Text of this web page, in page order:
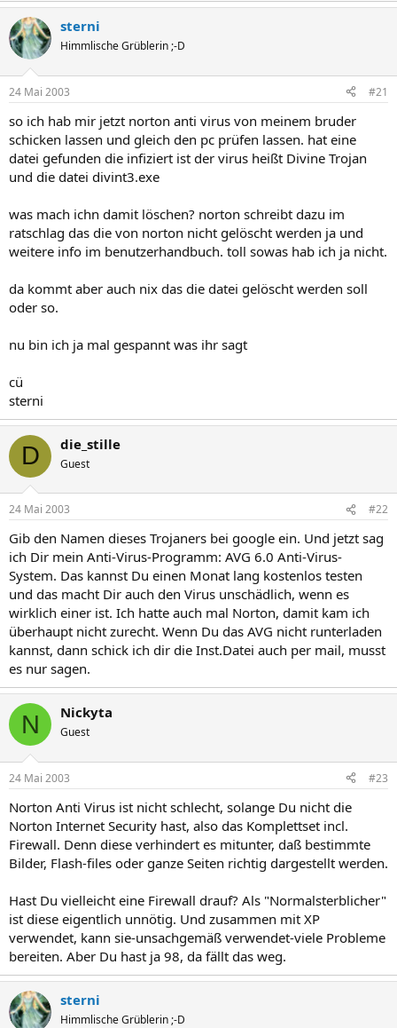
sterni
Himmlische Grüblerin ;-D
24 Mai 2003 #21
so ich hab mir jetzt norton anti virus von meinem bruder
schicken lassen und gleich den pc prüfen lassen. hat eine
datei gefunden die infiziert ist der virus heißt Divine Trojan
und die datei divint3.exe
was mach ichn damit löschen? norton schreibt dazu im
ratschlag das die von norton nicht gelöscht werden ja und
weitere info im benutzerhandbuch. toll sowas hab ich ja nicht.
da kommt aber auch nix das die datei gelöscht werden soll
oder so.
nu bin ich ja mal gespannt was ihr sagt
cü
sterni
D die_stille
Guest
24 Mai 2003 #22
Gib den Namen dieses Trojaners bei google ein. Und jetzt sag
ich Dir mein Anti-Virus-Programm: AVG 6.0 Anti-Virus-
System. Das kannst Du einen Monat lang kostenlos testen
und das macht Dir auch den Virus unschädlich, wenn es
wirklich einer ist. Ich hatte auch mal Norton, damit kam ich
überhaupt nicht zurecht. Wenn Du das AVG nicht runterladen
kannst, dann schick ich dir die Inst.Datei auch per mail, musst
es nur sagen.
N Nickyta
Guest
24 Mai 2003 #23
Norton Anti Virus ist nicht schlecht, solange Du nicht die
Norton Internet Security hast, also das Komplettset incl.
Firewall. Denn diese verhindert es mitunter, daß bestimmte
Bilder, Flash-files oder ganze Seiten richtig dargestellt werden.
Hast Du vielleicht eine Firewall drauf? Als "Normalsterblicher"
ist diese eigentlich unnötig. Und zusammen mit XP
verwendet, kann sie-unsachgemäß verwendet-viele Probleme
bereiten. Aber Du hast ja 98, da fällt das weg.
sterni
Himmlische Grüblerin ;-D